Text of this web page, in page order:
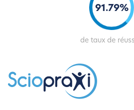
93.81%
de taux de